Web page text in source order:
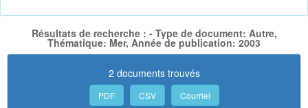
Résultats de recherche : - Type de document: Autre,
Thématique: Mer, Année de publication: 2003
2 documents trouvés
PDF CSV Courriel